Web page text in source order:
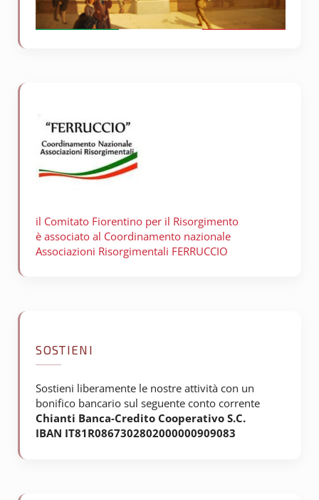
il Comitato Fiorentino per il Risorgimento
è associato al Coordinamento nazionale
Associazioni Risorgimentali FERRUCCIO
SOSTIENI
Sostieni liberamente le nostre attività con un
bonifico bancario sul seguente conto corrente
Chianti Banca-Credito Cooperativo S.C.
IBAN IT81R0867302802000000909083